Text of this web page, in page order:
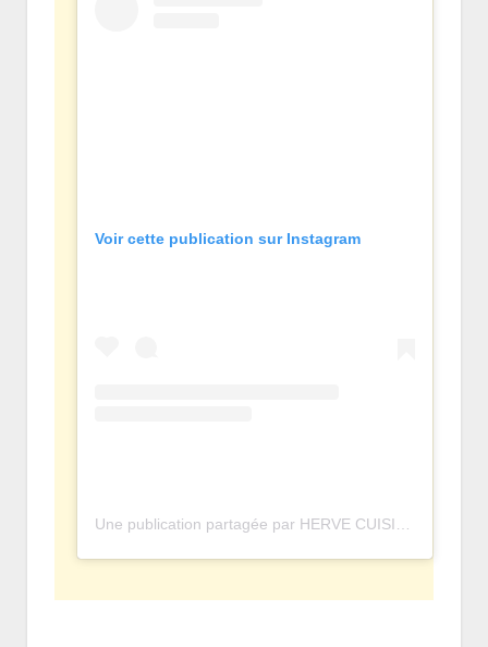
Voir cette publication sur Instagram